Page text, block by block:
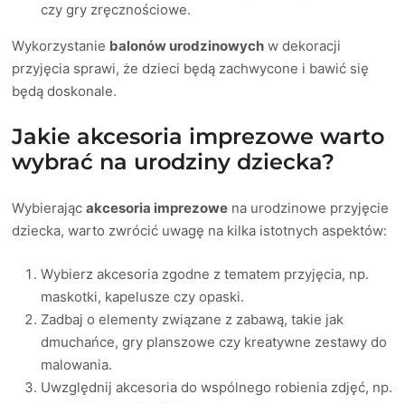
czy gry zręcznościowe.
Wykorzystanie balonów urodzinowych w dekoracji
przyjęcia sprawi, że dzieci będą zachwycone i bawić się
będą doskonale.
Jakie akcesoria imprezowe warto
wybrać na urodziny dziecka?
Wybierającakcesoria imprezowe na urodzinowe przyjęcie
dziecka, warto zwrócić uwagę na kilka istotnych aspektów:
Wybierz akcesoria zgodne z tematem przyjęcia, np.
maskotki, kapelusze czy opaski.
Zadbaj o elementy związane z zabawą, takie jak
dmuchańce, gry planszowe czy kreatywne zestawy do
malowania.
Uwzględnij akcesoria do wspólnego robienia zdjęć, np.